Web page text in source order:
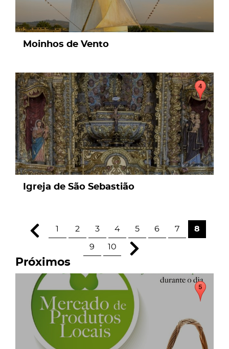
Moinhos de Vento
page
Igreja de São Sebastião
1 2 3 4 5 6 7 8
9 10
Próximos